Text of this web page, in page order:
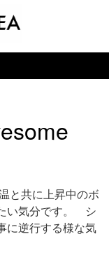
と共に上昇中のボ
い気分です。 シ
に逆行する様な気